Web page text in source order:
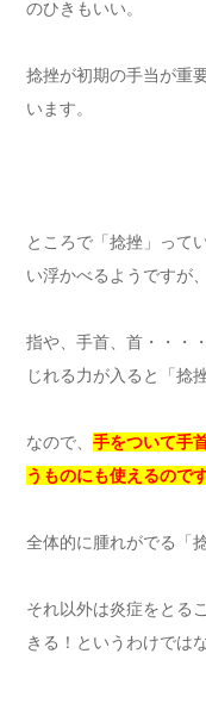
のひきもいい。
捻挫が初期の手当が重
います。
ところで「捻挫」って
い浮かべるようですが、
指や、手首、首・・・
じれる力が入ると「捻
なので、 手をついて手
うものにも使えるのです
全体的に腫れがでる「
それ以外は炎症をとる
きる！というわけでは